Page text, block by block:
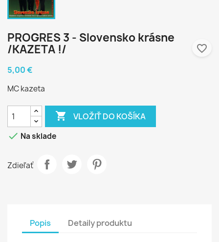
PROGRES 3 - Slovensko krásne
/KAZETA !/
5,00 €
MC kazeta
 VLOŽIŤ DO KOŠÍKA
favorite_border
 Na sklade
Zdieľať
Popis Detaily produktu